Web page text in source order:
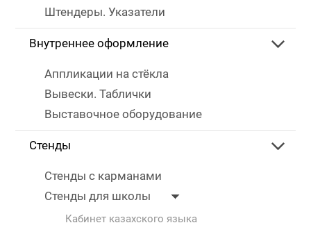
Штендеры. Указатели
Внутреннее оформление
Аппликации на стёкла
Вывески. Таблички
Выставочное оборудование
Стенды
Стенды с карманами
Стенды для школы
Кабинет казахского языка